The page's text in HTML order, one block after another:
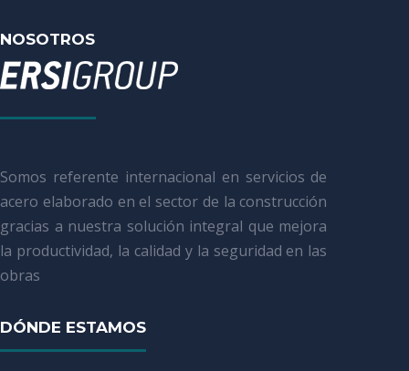
NOSOTROS
Somos referente internacional en servicios de
acero elaborado en el sector de la construcción
gracias a nuestra solución integral que mejora
la productividad, la calidad y la seguridad en las
obras
DÓNDE ESTAMOS